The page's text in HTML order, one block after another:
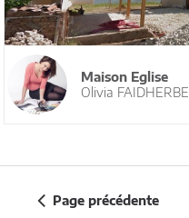
Maison Eglise
Olivia FAIDHERBE
Page précédente